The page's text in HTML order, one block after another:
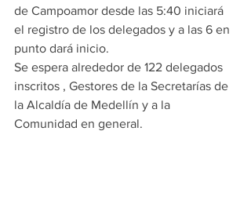
de Campoamor desde las 5:40 iniciará
el registro de los delegados y a las 6 en
punto dará inicio.
Se espera alrededor de 122 delegados
inscritos , Gestores de la Secretarías de
la Alcaldía de Medellín y a la
Comunidad en general.